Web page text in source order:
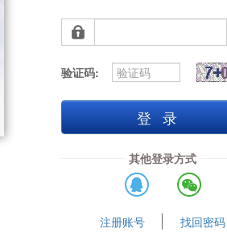
验证码:
登录
其他登录方式
注册账号 找回密码